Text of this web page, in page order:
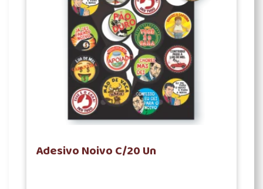
Adesivo Noivo C/20 Un